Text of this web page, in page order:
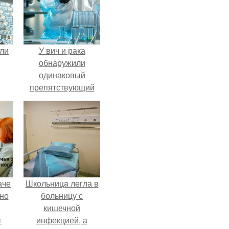
У вич и рака
обнаружили
одинаковый
препятствующий
лечению механизм.
Шкoльницa легла в
больницу с
кишечной
инфекцией, а